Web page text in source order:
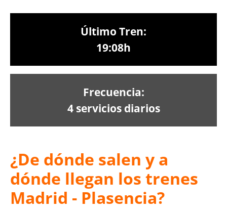
Último Tren:
19:08h
Frecuencia:
4 servicios diarios
¿De dónde salen y a
dónde llegan los trenes
Madrid - Plasencia?